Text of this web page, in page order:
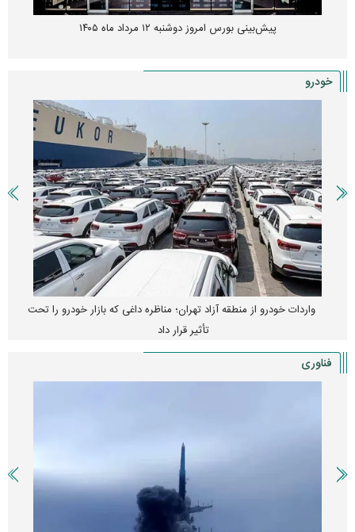
پیش‌بینی بورس امروز دوشنبه ۱۲ مرداد ماه ۱۴۰۵
خودرو
واردات خودرو از منطقه آزاد تهران؛ مناظره داغی که بازار خودرو را تحت
تأثیر قرار داد
فناوری